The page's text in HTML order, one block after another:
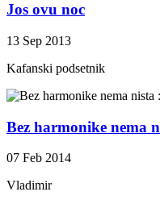
Jos ovu noc
13 Sep 2013
Kafanski podsetnik
Bez harmonike nema n
07 Feb 2014
Vladimir